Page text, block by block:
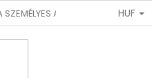
SZEMÉLYES ADATOK VÉDELMÉNEK
HUF